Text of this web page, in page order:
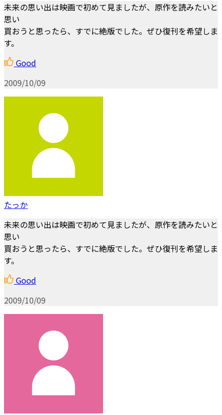
未来の思い出は映画で初めて見ましたが、原作を読みたいと
思い
買おうと思ったら、すでに絶版でした。ぜひ復刊を希望しま
す。
Good
2009/10/09
たっか
未来の思い出は映画で初めて見ましたが、原作を読みたいと
思い
買おうと思ったら、すでに絶版でした。ぜひ復刊を希望しま
す。
Good
2009/10/09